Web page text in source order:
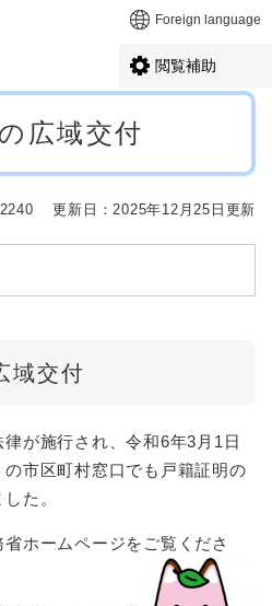
飛ばして本文へ Foreign language
閲覧補助
広域交付
更新日：2025年12月25日更新
域交付
が施行され、令和6年3月1日
市区町村窓口でも戸籍証明の
た。
ホームページをご覧くださ